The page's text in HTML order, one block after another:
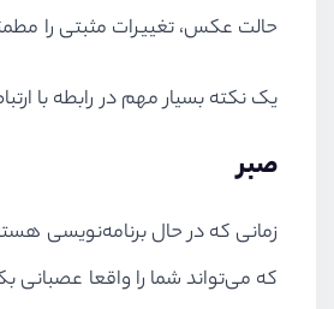
حالت عکس، تغییرات مثبتی را
یک نکته بسیار مهم در رابطه با
صبر
زمانی که در حال برنامه‌نویسی
که می‌تواند شما را واقعا